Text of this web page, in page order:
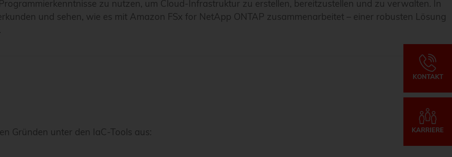
KONTAKT
KARRIERE
zu nutzen, um Cloud-Infrastruktur zu erstellen, bereitzustellen und zu verwalten. In
und sehen, wie es mit Amazon FSx for NetApp ONTAP zusammenarbeitet – einer robusten Lösung
Gründen unter den IaC-Tools aus: